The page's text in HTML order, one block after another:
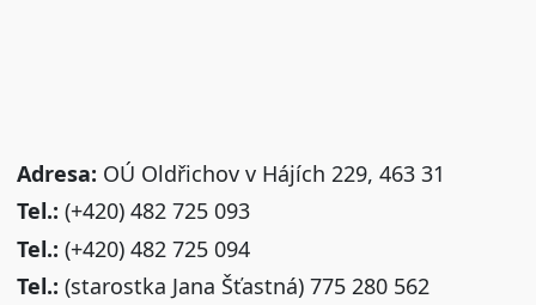
Adresa: OÚ Oldřichov v Hájích 229, 463 31
Tel.: (+420) 482 725 093
Tel.: (+420) 482 725 094
Tel.: (starostka Jana Šťastná) 775 280 562